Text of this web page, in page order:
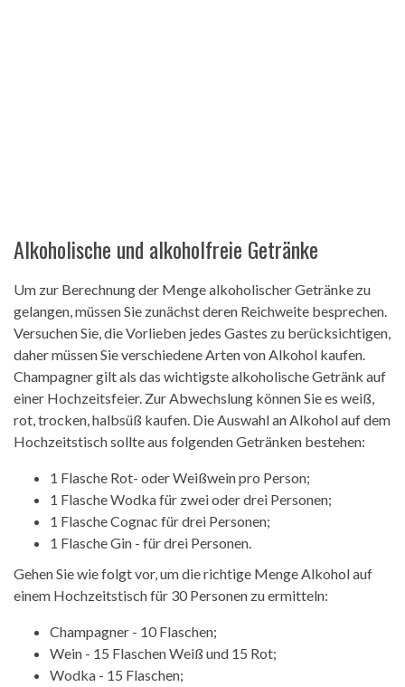
Alkoholische und alkoholfreie Getränke
Um zur Berechnung der Menge alkoholischer Getränke zu
gelangen, müssen Sie zunächst deren Reichweite besprechen.
Versuchen Sie, die Vorlieben jedes Gastes zu berücksichtigen,
daher müssen Sie verschiedene Arten von Alkohol kaufen.
Champagner gilt als das wichtigste alkoholische Getränk auf
einer Hochzeitsfeier. Zur Abwechslung können Sie es weiß,
rot, trocken, halbsüß kaufen. Die Auswahl an Alkohol auf dem
Hochzeitstisch sollte aus folgenden Getränken bestehen:
1 Flasche Rot- oder Weißwein pro Person;
1 Flasche Wodka für zwei oder drei Personen;
1 Flasche Cognac für drei Personen;
1 Flasche Gin - für drei Personen.
Gehen Sie wie folgt vor, um die richtige Menge Alkohol auf
einem Hochzeitstisch für 30 Personen zu ermitteln:
Champagner - 10 Flaschen;
Wein - 15 Flaschen Weiß und 15 Rot;
Wodka - 15 Flaschen;